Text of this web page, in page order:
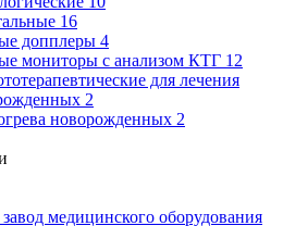
16
допплеры 4
мониторы с анализом КТГ 12
для лечения
2
новорожденных 2
медицинского оборудования